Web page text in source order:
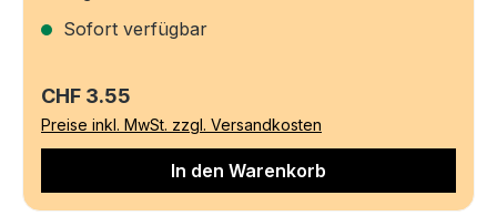
Sofort verfügbar
Regulärer Preis:
CHF 3.55
Preise inkl. MwSt. zzgl. Versandkosten
In den Warenkorb